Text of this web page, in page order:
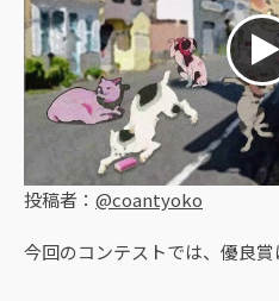
投稿者： @coantyoko
今回のコンテストでは、優良賞